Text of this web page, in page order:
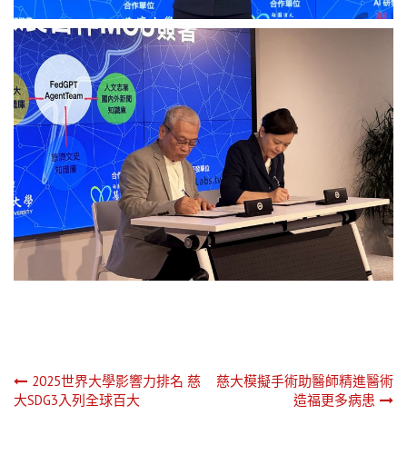
文2025世界大學影響力排名 慈
大SDG3入列全球百大
慈大模擬手術助醫師精進醫術
造福更多病患